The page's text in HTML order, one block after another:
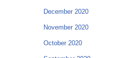
December 2020
November 2020
October 2020